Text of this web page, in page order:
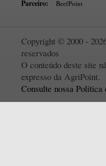
Parceiro: BeefPoint
Copyright © 2000 -
reservados
O conteúdo deste site
expresso da AgriPoint.
Consulte nossa Política